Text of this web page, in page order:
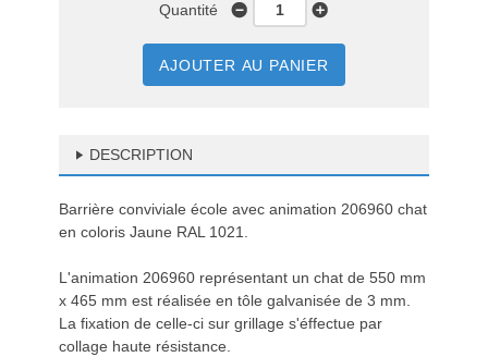
Quantité
AJOUTER AU PANIER
DESCRIPTION
Barrière conviviale école avec animation 206960 chat
en coloris Jaune RAL 1021.
L'animation 206960 représentant un chat de 550 mm
x 465 mm est réalisée en tôle galvanisée de 3 mm.
La fixation de celle-ci sur grillage s'éffectue par
collage haute résistance.